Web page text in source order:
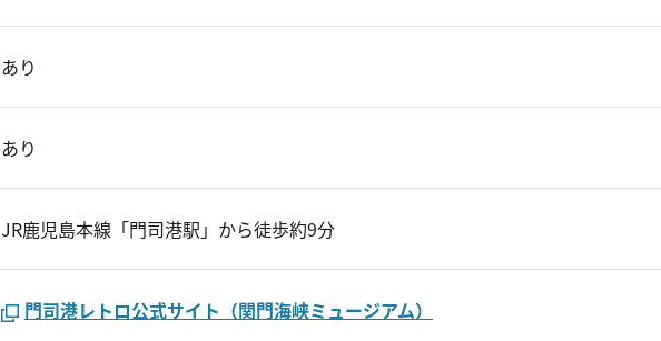
あり
あり
JR鹿児島本線「門司港駅」から徒歩約9分
門司港レトロ公式サイト（関門海峡ミュージアム）